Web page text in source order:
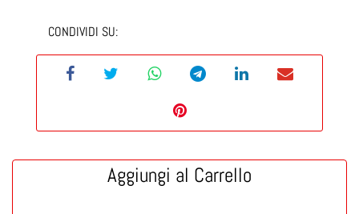
CONDIVIDI SU:
Aggiungi al Carrello